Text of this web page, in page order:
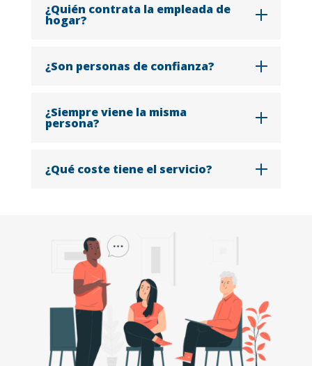
¿Quién contrata la empleada de
hogar?
¿Son personas de confianza?
¿Siempre viene la misma
persona?
¿Qué coste tiene el servicio?